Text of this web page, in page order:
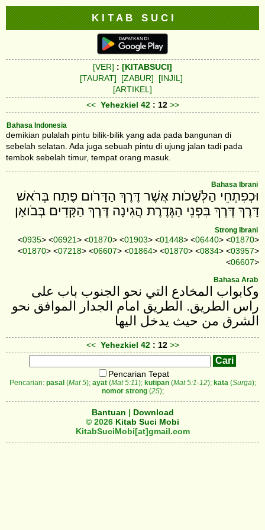
K I T A B S U C I
[VER] : [KITABSUCI]
[TAURAT]
[ZABUR]
[INJIL]
[ARTIKEL]
<< Yehezkiel 42 : 12 >>
Bahasa Indonesia
demikian pulalah pintu bilik-bilik yang ada pada bangunan di
sebelah selatan. Ada juga sebuah pintu di ujung jalan tadi pada
tembok sebelah timur, tempat orang masuk.
Bahasa Ibrani
וּכְפִתְחֵי הַלְּשָׁכֹות אֲשֶׁר דֶּרֶךְ הַדָּרֹום פֶּתַח בְּרֹאשׁ
דָּרֶךְ דֶּרֶךְ בִּפְנֵי הַגְּדֶרֶת הֲגִינָה דֶּרֶךְ הַקָּדִים בְּבֹואָן׃
Strong Ibrani
<0935> <06921> <01870> <01903> <01448> <06440> <01870>
<01870> <07218> <06607> <01864> <01870> <0834> <03957>
<06607>
Bahasa Arab
وكابواب المخادع التي نحو الجنوب باب على
راس الطريق. الطريق امام الجدار الموافق نحو
الشرق من حيث يدخل اليها
<< Yehezkiel 42 : 12 >>
Pencarian Tepat
Pencarian: pasal(Mat 5); ayat(Mat 5:11); kutipan(Mat 5:1-12); kata (Surga);
nomor strong(25);
Bantuan | Download
© 2026 Kitab Suci Mobi
KitabSuciMobi[at]gmail.com